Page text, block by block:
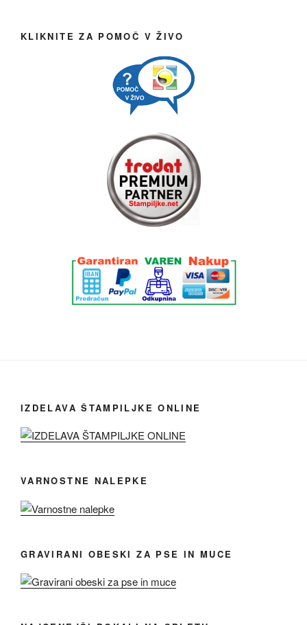
KLIKNITE ZA POMOČ V ŽIVO
IZDELAVA ŠTAMPILJKE ONLINE
VARNOSTNE NALEPKE
GRAVIRANI OBESKI ZA PSE IN MUCE